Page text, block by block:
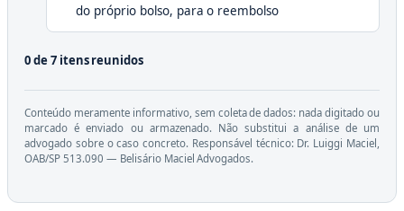
do próprio bolso, para o reembolso
0 de 7 itens reunidos
Conteúdo meramente informativo, sem coleta de dados: nada digitado ou
marcado é enviado ou armazenado. Não substitui a análise de um
advogado sobre o caso concreto. Responsável técnico: Dr. Luiggi Maciel,
OAB/SP 513.090 — Belisário Maciel Advogados.